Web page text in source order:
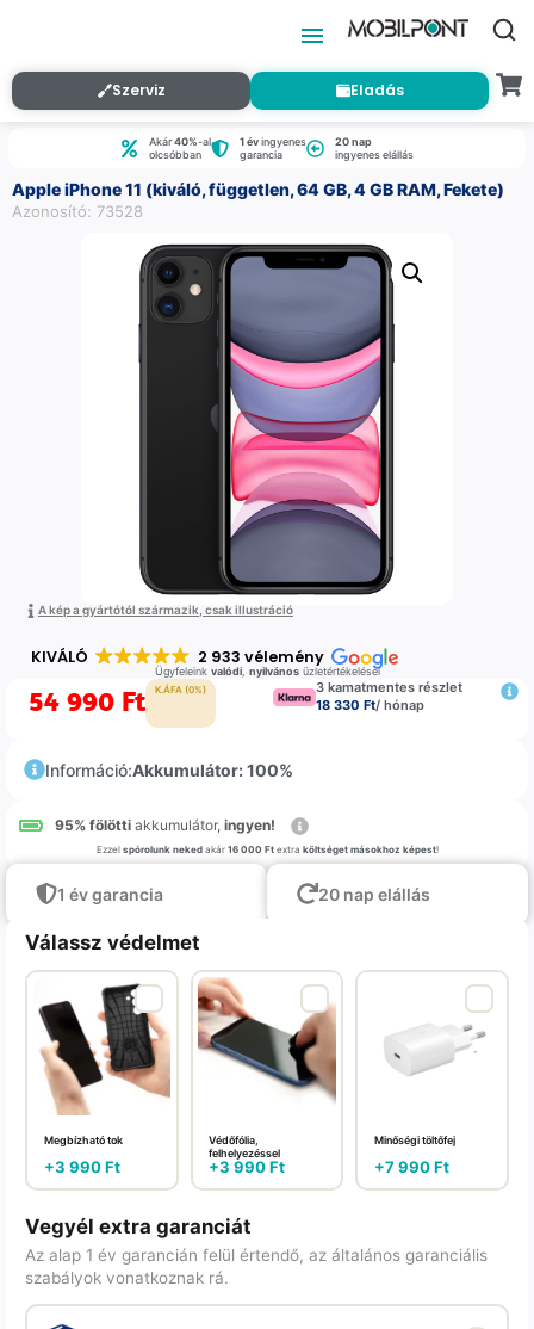
Szerviz Eladás
Akár40%-al
olcsóbban
1 évingyenes
garancia
20 nap
ingyenes elállás
Apple iPhone 11 (kiváló, független, 64 GB, 4 GB RAM, Fekete)
Azonosító: 73528
A kép a gyártótól származik, csak illustráció
KIVÁLÓ 2 933 vélemény
Ügyfeleink valódi, nyilvánosüzletértékelései
54 990 Ft K.ÁFA (0%)
3 kamatmentes részlet
18 330 Ft/ hónap
Információ:Akkumulátor: 100%
95% fölötti akkumulátor, ingyen!
Ezzel spórolunk nekedakár 16 000 Ftextra költséget másokhoz képest!
1 év garancia 20 nap elállás
Válassz védelmet
Megbízható tok
+3 990Ft
Védőfólia,
felhelyezéssel
+3 990Ft
Minőségi töltőfej
+7 990Ft
Vegyél extra garanciát
Az alap 1 év garancián felül értendő, az általános garanciális
szabályok vonatkoznak rá.